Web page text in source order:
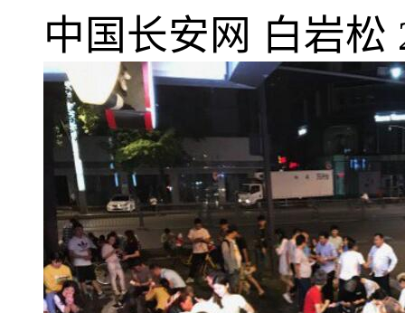
中国长安网 白岩松